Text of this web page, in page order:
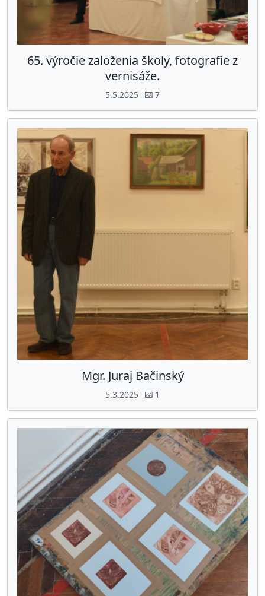
65. výročie založenia školy, fotografie z
vernisáže.
5.5.2025 7
Mgr. Juraj Bačinský
5.3.2025 1